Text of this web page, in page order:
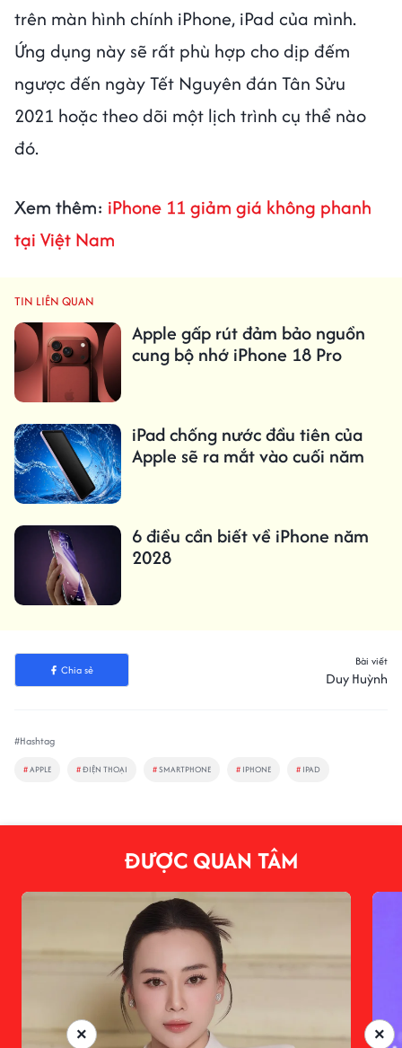
trên màn hình chính iPhone, iPad của mình.
Ứng dụng này sẽ rất phù hợp cho dịp đếm
ngược đến ngày Tết Nguyên đán Tân Sửu
2021 hoặc theo dõi một lịch trình cụ thể nào
đó.
Xem thêm: iPhone 11 giảm giá không phanh
tại Việt Nam
TIN LIÊN QUAN
Apple gấp rút đảm bảo nguồn
cung bộ nhớ iPhone 18 Pro
iPad chống nước đầu tiên của
Apple sẽ ra mắt vào cuối năm
6 điều cần biết về iPhone năm
2028
Chia sẻ
Bài viết
Duy Huỳnh
#Hashtag
#APPLE #ĐIỆN THOẠI #SMARTPHONE # IPHONE # IPAD
ĐƯỢC QUAN TÂM
×
×